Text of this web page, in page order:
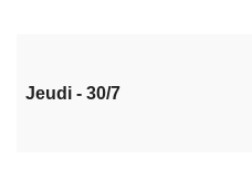
Jeudi - 30/7